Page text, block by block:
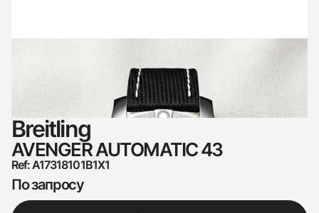
Breitling
AVENGER AUTOMATIC 43
Ref: A17318101B1X1
По запросу